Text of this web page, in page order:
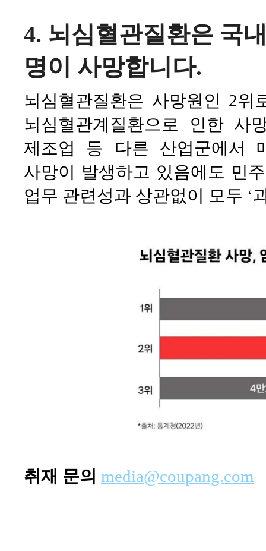
4. 뇌심혈관질환은 국
명이 사망합니다.
뇌심혈관질환은 사망원인 2위
뇌심혈관계질환으로 인한
제조업 등 다른 산업군에서
사망이 발생하고 있음에도 민
업무 관련성과 상관없이 모두 ‘
취재 문의 media@coupang.com